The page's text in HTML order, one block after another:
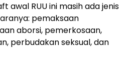
awal RUU ini masih ada jenis
pemaksaan
aborsi, pemerkosaan,
perbudakan seksual, dan